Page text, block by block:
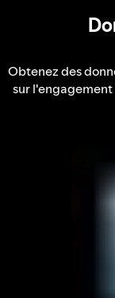
Obtenez des
sur l'engagement